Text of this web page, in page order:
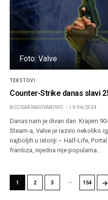
Foto: Valve
TEKSTOVI
Counter-Strike danas slavi
BOZIDAR RADOVANOVIC 19/06/2024
Danas nam je divan dan. Krajem
Steam-a, Valve je razvio nekoliko
najboljih u istoriji – Half-Life, Portal
franšiza, nijedna nije popularna…
1 2 3 … 154 →